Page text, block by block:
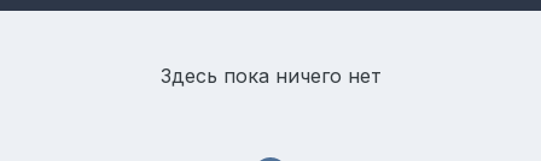
Здесь пока ничего нет